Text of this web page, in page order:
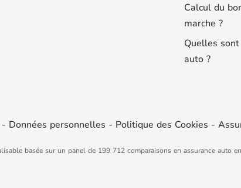
Calcul du
marche ?
Quelles
auto ?
- Données personnelles - Politique des Cookies -
basée sur un panel de 199 712 comparaisons en assurance auto